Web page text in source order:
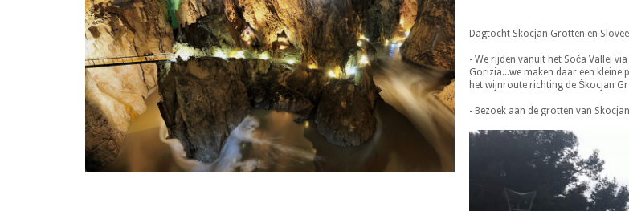
Dagtocht Skocjan Grotten en
- We rijden vanuit het Soča Vallei
Gorizia...we maken daar een
het wijnroute richting de Škocjan
- Bezoek aan de grotten van